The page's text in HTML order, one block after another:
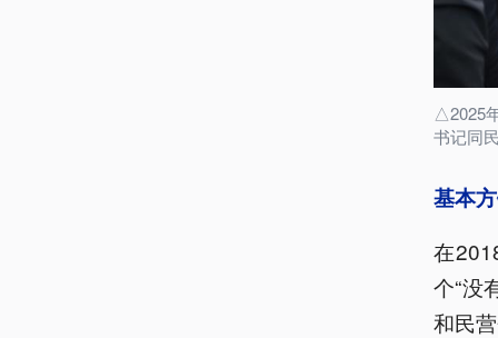
△2025
书记同
基本
在
个“没
和民